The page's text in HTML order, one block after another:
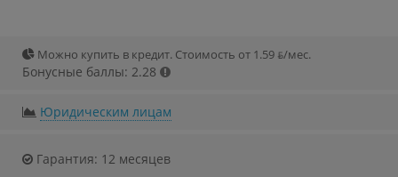
Можно купить в кредит. Стоимость от 1.59 ƃ/мec.
Бонусные баллы: 2.28
Юридическим лицам
Гарантия: 12 месяцев